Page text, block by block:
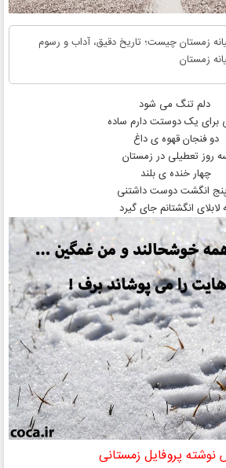
زمستان چیست؛ تاریخ دقیق، آداب و رسوم
زمستان
دلم تنگ می شود
برای یک دوستت دارم ساده
دو فنجان قهوه ی داغ
روز تعطیلی در زمستان
چهار خنده ی بلند
انگشت دوست داشتنی
لابلای انگشتانم جای گیرد
پروفایل زمستانی